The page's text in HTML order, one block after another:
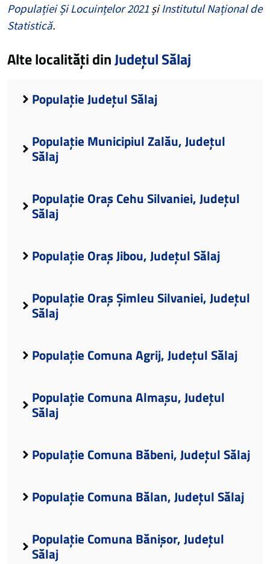
Populației Și Locuințelor 2021 șiInstitutul Național de
Statistică.
Alte localități dinJudețul Sălaj
Populație Județul Sălaj
Populație Municipiul Zalău, Județul
Sălaj
Populație Oraș Cehu Silvaniei, Județul
Sălaj
Populație Oraș Jibou, Județul Sălaj
Populație Oraș Șimleu Silvaniei, Județul
Sălaj
Populație Comuna Agrij, Județul Sălaj
Populație Comuna Almașu, Județul
Sălaj
Populație Comuna Băbeni, Județul Sălaj
Populație Comuna Bălan, Județul Sălaj
Populație Comuna Bănișor, Județul
Sălaj